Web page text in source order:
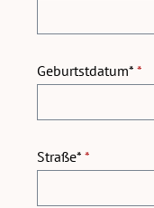
Geburtstdatum* *
Straße* *